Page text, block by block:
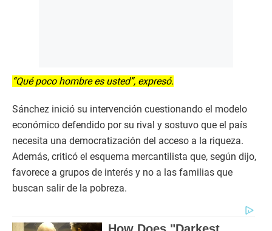
“Qué poco hombre es usted”, expresó.
Sánchez inició su intervención cuestionando el modelo
económico defendido por su rival y sostuvo que el país
necesita una democratización del acceso a la riqueza.
Además, criticó el esquema mercantilista que, según dijo,
favorece a grupos de interés y no a las familias que
buscan salir de la pobreza.